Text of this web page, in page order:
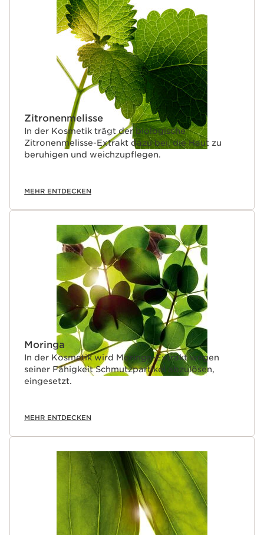
WEITER ZUM INHALT
Zitronenmelisse
In der Kosmetik trägt der biologische
Zitronenmelisse-Extrakt dazu bei, die Haut zu
beruhigen und weichzupflegen.
MEHR ENTDECKEN
Moringa
In der Kosmetik wird Moringa-Extrakt wegen
seiner Fähigkeit Schmutzpartikel abzulösen,
eingesetzt.
MEHR ENTDECKEN